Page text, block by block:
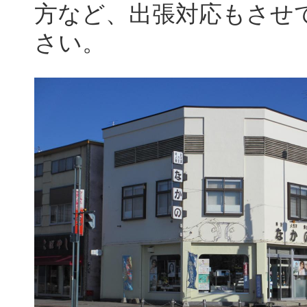
方など、出張対応もさせ
さい。